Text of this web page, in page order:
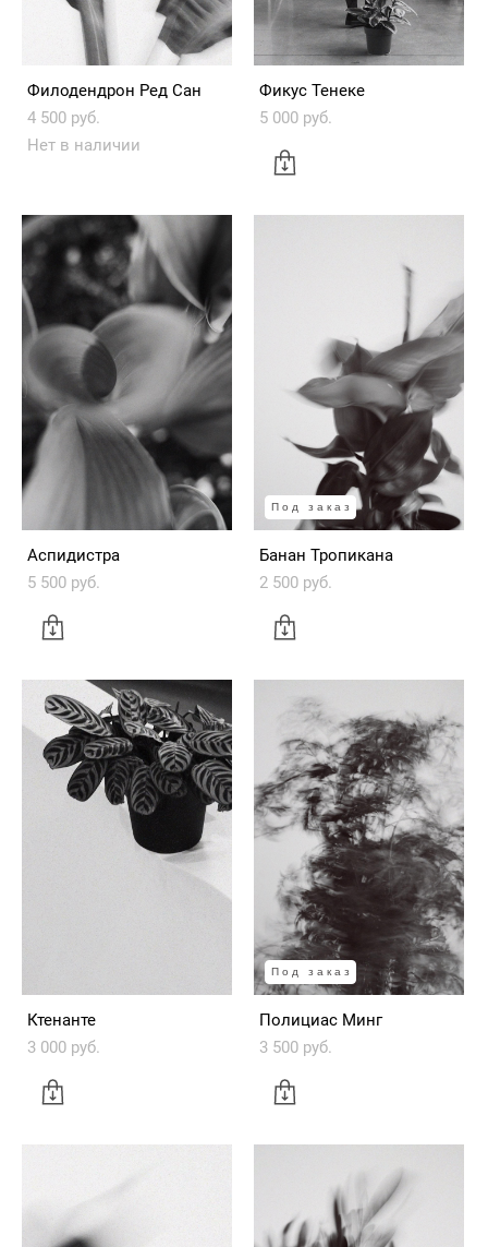
Филодендрон Ред Сан
4 500 pуб.
Нет в наличии
Фикус Тенеке
5 000 pуб.
Аспидистра
5 500 pуб.
Под заказ
Банан Тропикана
2 500 pуб.
Ктенанте
3 000 pуб.
Под заказ
Полициас Минг
3 500 pуб.